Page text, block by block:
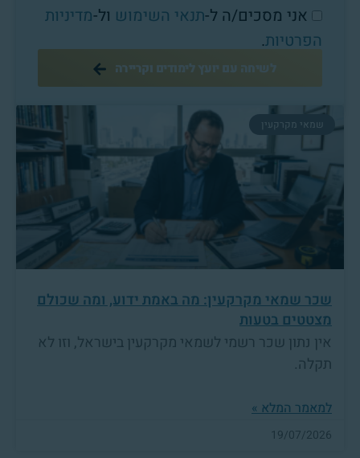
אני מסכים/ה ל-תנאי השימוש ול-מדיניות
הפרטיות.
לשיחה עם יועץ לימודים וקריירה
שמאי מקרקעין
שכר שמאי מקרקעין: מה באמת ידוע, ומה שכולם
מצטטים בטעות
אין נתון שכר רשמי לשמאי מקרקעין בישראל, וזו לא
תקלה.
למאמר המלא »
19/07/2026